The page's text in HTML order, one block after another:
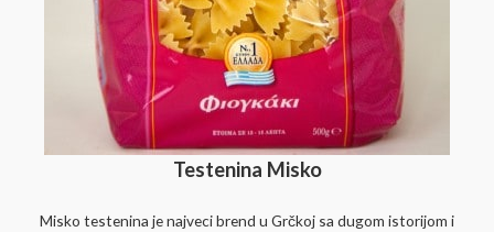
Testenina Misko
Misko testenina je najveci brend u Grčkoj sa dugom istorijom i